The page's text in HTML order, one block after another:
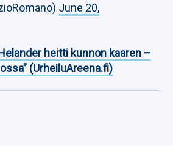
June 20,
heitti kunnon kaaren –
(UrheiluAreena.fi)